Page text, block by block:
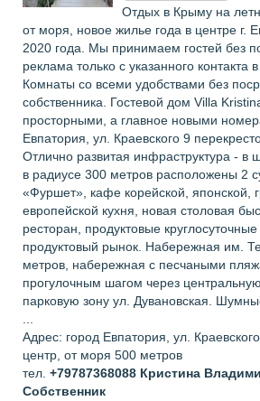
Отдых в Крыму на
от моря, новое жилье года в центре г.
2020 года. Мы принимаем гостей без
реклама только с указанного контакта
Комнаты со всеми удобствами без
собственника. Гостевой дом Villa
просторными, а главное новыми
Евпатория, ул. Краевского 9
Отлично развитая инфраструктура - в
в радиусе 300 метров расположены 2
«Фуршет», кафе корейской, японской,
европейской кухня, новая столовая
ресторан, продуктовые
продуктовый рынок. Набережная им.
метров, набережная с песчаными
прогулочным шагом через
парковую зону ул. Дувановская.
...
Адрес: город Евпатория, ул.
центр, от моря 500 метров
тел. +79787368088 Кристина
Собственник